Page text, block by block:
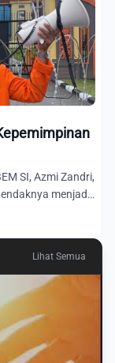
SI, Azmi Zandri,
menjadi
Lihat Semua